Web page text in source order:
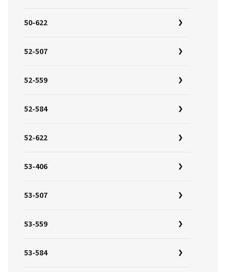
50-622
52-507
52-559
52-584
52-622
53-406
53-507
53-559
53-584